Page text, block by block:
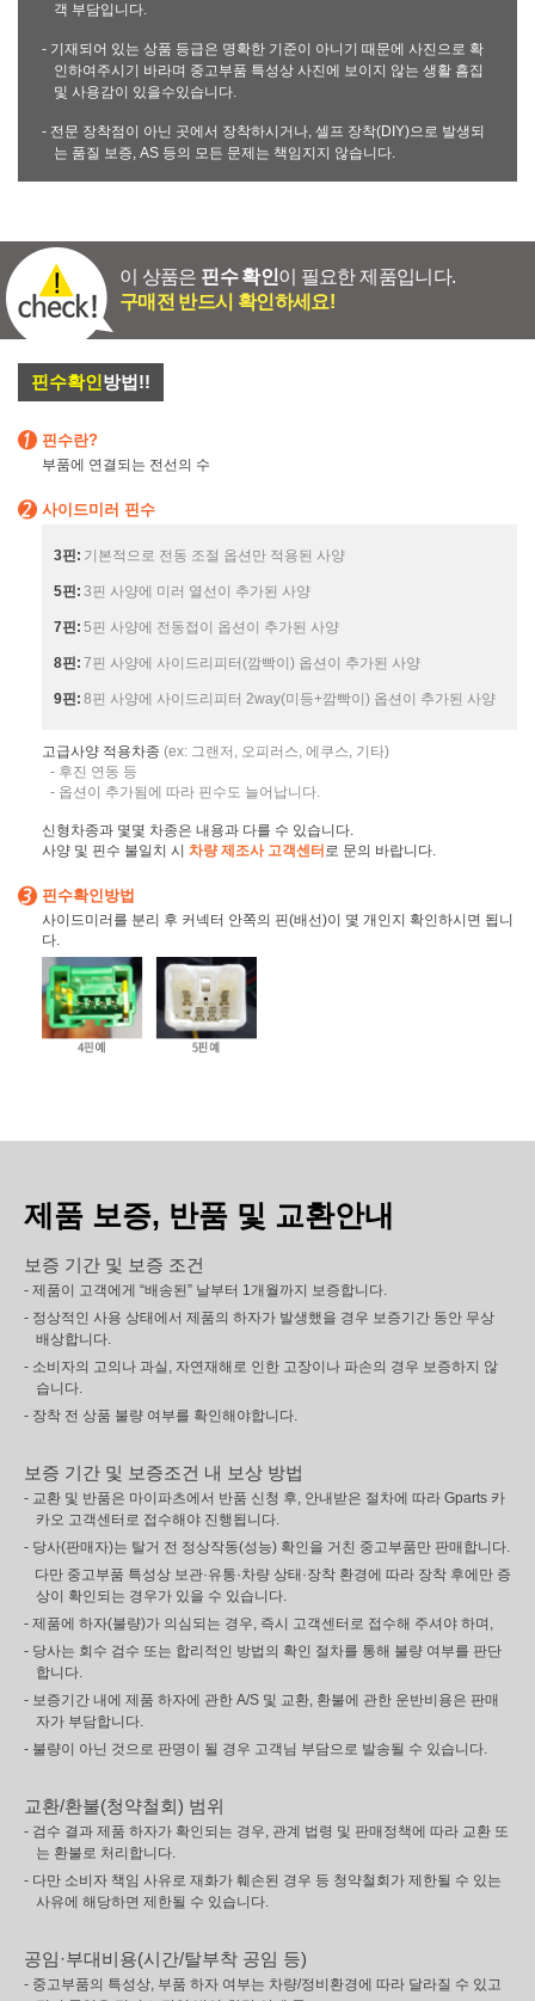
객 부담입니다.
- 기재되어 있는 상품 등급은 명확한 기준이 아니기 때문에 사진으로 확
인하여주시기 바라며 중고부품 특성상 사진에 보이지 않는 생활 흠집
및 사용감이 있을수있습니다.
- 전문 장착점이 아닌 곳에서 장착하시거나, 셀프 장착(DIY)으로 발생되
는 품질 보증, AS 등의 모든 문제는 책임지지 않습니다.
이 상품은 핀수 확인이 필요한 제품입니다.
구매전 반드시 확인하세요!
핀수확인방법!!
핀수란?
부품에 연결되는 전선의 수
사이드미러 핀수
3핀: 기본적으로 전동 조절 옵션만 적용된 사양
5핀: 3핀 사양에 미러 열선이 추가된 사양
7핀: 5핀 사양에 전동접이 옵션이 추가된 사양
8핀: 7핀 사양에 사이드리피터(깜빡이) 옵션이 추가된 사양
9핀: 8핀 사양에 사이드리피터 2way(미등+깜빡이) 옵션이 추가된 사양
고급사양 적용차종 (ex: 그랜저, 오피러스, 에쿠스, 기타)
- 후진 연동 등
- 옵션이 추가됨에 따라 핀수도 늘어납니다.
신형차종과 몇몇 차종은 내용과 다를 수 있습니다.
사양 및 핀수 불일치 시 차량 제조사 고객센터 로 문의 바랍니다.
핀수확인방법
사이드미러를 분리 후 커넥터 안쪽의 핀(배선)이 몇 개인지 확인하시면 됩니
다.
제품 보증, 반품 및 교환안내
보증 기간 및 보증 조건
- 제품이 고객에게 “배송된” 날부터 1개월까지 보증합니다.
- 정상적인 사용 상태에서 제품의 하자가 발생했을 경우 보증기간 동안 무상
배상합니다.
- 소비자의 고의나 과실, 자연재해로 인한 고장이나 파손의 경우 보증하지 않
습니다.
- 장착 전 상품 불량 여부를 확인해야합니다.
보증 기간 및 보증조건 내 보상 방법
- 교환 및 반품은 마이파츠에서 반품 신청 후, 안내받은 절차에 따라 Gparts 카
카오 고객센터로 접수해야 진행됩니다.
- 당사(판매자)는 탈거 전 정상작동(성능) 확인을 거친 중고부품만 판매합니다.
다만 중고부품 특성상 보관·유통·차량 상태·장착 환경에 따라 장착 후에만 증
상이 확인되는 경우가 있을 수 있습니다.
- 제품에 하자(불량)가 의심되는 경우, 즉시 고객센터로 접수해 주셔야 하며,
- 당사는 회수 검수 또는 합리적인 방법의 확인 절차를 통해 불량 여부를 판단
합니다.
- 보증기간 내에 제품 하자에 관한 A/S 및 교환, 환불에 관한 운반비용은 판매
자가 부담합니다.
- 불량이 아닌 것으로 판명이 될 경우 고객님 부담으로 발송될 수 있습니다.
교환/환불(청약철회) 범위
- 검수 결과 제품 하자가 확인되는 경우, 관계 법령 및 판매정책에 따라 교환 또
는 환불로 처리합니다.
- 다만 소비자 책임 사유로 재화가 훼손된 경우 등 청약철회가 제한될 수 있는
사유에 해당하면 제한될 수 있습니다.
공임·부대비용(시간/탈부착 공임 등)
- 중고부품의 특성상, 부품 하자 여부는 차량/정비환경에 따라 달라질 수 있고